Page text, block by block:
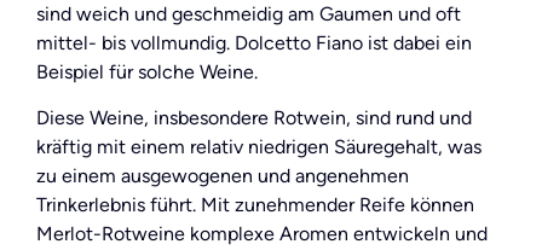
sind weich und geschmeidig am Gaumen und oft
mittel- bis vollmundig. Dolcetto Fiano ist dabei ein
Beispiel für solche Weine.
Diese Weine, insbesondere Rotwein, sind rund und
kräftig mit einem relativ niedrigen Säuregehalt, was
zu einem ausgewogenen und angenehmen
Trinkerlebnis führt. Mit zunehmender Reife können
Merlot-Rotweine komplexe Aromen entwickeln und